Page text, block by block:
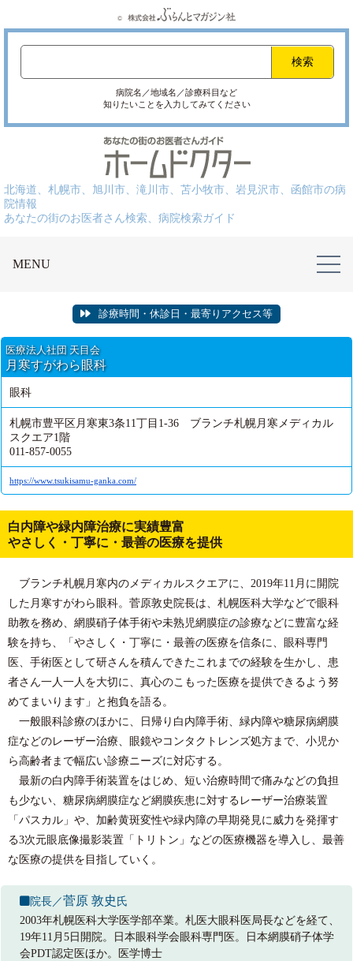
病院名／地域名／診療科目など
知りたいことを入力してみてください
北海道、札幌市、旭川市、滝川市、苫小牧市、岩見沢市、函館市の病
院情報
あなたの街のお医者さん検索、病院検索ガイド
MENU
診療時間・休診日・最寄りアクセス等
医療法人社団 天目会
月寒すがわら眼科
眼科
札幌市豊平区月寒東3条11丁目1-36 ブランチ札幌月寒メディカル
スクエア1階
011-857-0055
https://www.tsukisamu-ganka.com/
白内障や緑内障治療に実績豊富
やさしく・丁寧に・最善の医療を提供
ブランチ札幌月寒内のメディカルスクエアに、2019年11月に開院
した月寒すがわら眼科。菅原敦史院長は、札幌医科大学などで眼科
助教を務め、網膜硝子体手術や未熟児網膜症の診療などに豊富な経
験を持ち、「やさしく・丁寧に・最善の医療を信条に、眼科専門
医、手術医として研さんを積んできたこれまでの経験を生かし、患
者さん一人一人を大切に、真心のこもった医療を提供できるよう努
めてまいります」と抱負を語る。
一般眼科診療のほかに、日帰り白内障手術、緑内障や糖尿病網膜
症などのレーザー治療、眼鏡やコンタクトレンズ処方まで、小児か
ら高齢者まで幅広い診療ニーズに対応する。
最新の白内障手術装置をはじめ、短い治療時間で痛みなどの負担
も少ない、糖尿病網膜症など網膜疾患に対するレーザー治療装置
「パスカル」や、加齢黄斑変性や緑内障の早期発見に威力を発揮す
る3次元眼底像撮影装置「トリトン」などの医療機器を導入し、最善
な医療の提供を目指していく。
院長／菅原 敦史氏
2003年札幌医科大学医学部卒業。札医大眼科医局長などを経て、
19年11月5日開院。日本眼科学会眼科専門医。日本網膜硝子体学
会PDT認定医ほか。医学博士